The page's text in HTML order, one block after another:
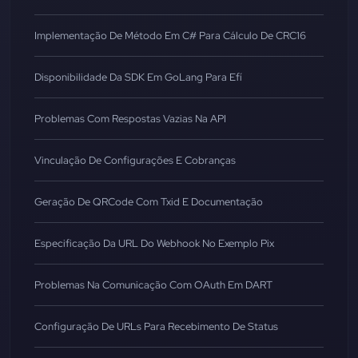
Implementação De Método Em C# Para Cálculo De CRC16
Disponibilidade Da SDK Em GoLang Para Efí
Problemas Com Respostas Vazias Na API
Vinculação De Configurações E Cobranças
Geração De QRCode Com Txid E Documentação
Especificação Da URL Do Webhook No Exemplo Pix
Problemas Na Comunicação Com OAuth Em DART
Configuração De URLs Para Recebimento De Status